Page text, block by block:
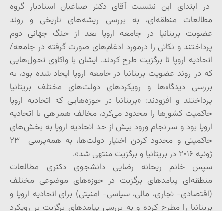
در ابتدای این نشست آقای دکتر صباغیان استادیار گروه
مطالعات منطقه‌ای، به بررسی ریشه‌های تاریخی و روند
عضویت بریتانیا در جامعه اروپا بعد از جنگ جهانی دوم
پرداختند و نکاتی را درمورد ادغام‌های صورت گرفته در جامعه/
اتحادیه اروپا تا برگزیت طرح کردند. ایشان با واکاوی تحول‌هایی
که در روند عضویت بریتانیا در جامعه اروپا ایجاد شده بود، به
بررسی دیدگاه‌ها و رویکردهای دولت‌های مختلف بریتانیا
پرداختند و افزودند: «بریتانیا در حوزه‌هایی که اتحادیه اروپا
حاکمیت کشورها را محدود می‌کرد، مخالف همراهی با اتحادیه
اروپا بود و سرانجام ورود بیش از حد اتحادیه اروپا به بخش‌های
حاکمیتی و محدود کردن اختیار دولت‌ها، به همه‌پرسی ۲۳
ژوئیه ۲۰۱۶ در بریتانیا و برگزیت منتهی شد».
سپس خانم ریحانه رضایی دانشجوی دکتری مطالعات
منطقه‌ای پیامد‌های برگزیت در حوزه‌های موضوعی مختلف
(اقتصادی- تجاری، مالی، سیاسی- امنیتی) برای اتحادیه اروپا و
بریتانیا را مطرح کرده و به بررسی پیامد‌های برگزیت بر رویکرد